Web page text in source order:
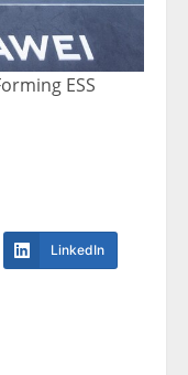
ESS
LinkedIn